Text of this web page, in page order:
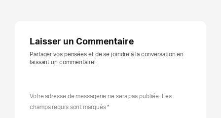
Laisser un Commentaire
Partager vos pensées et de se joindre à la conversation en
laissant un commentaire!
Votre adresse de messagerie ne sera pas publiée. Les
champs requis sont marqués *